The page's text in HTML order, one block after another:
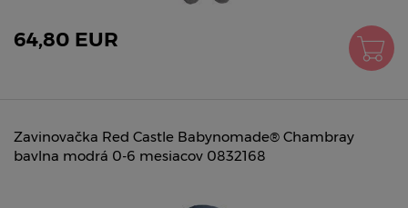
64,80 EUR
Zavinovačka Red Castle Babynomade® Chambray
bavlna modrá 0-6 mesiacov 0832168